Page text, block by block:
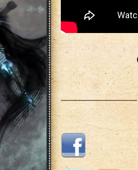
___________